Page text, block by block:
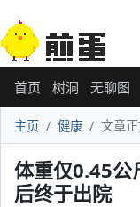
首页 树洞 无聊图
主页 健康 文章
体重仅0.45公
后终于出院